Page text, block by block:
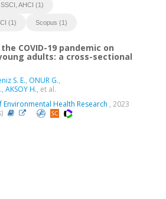
AHCI (1)
(1) Scopus (1)
COVID-19 pandemic on
adults: a cross-sectional
S. E., ONUR G.,
, AKSOY H., et al.
Health Research , 2023